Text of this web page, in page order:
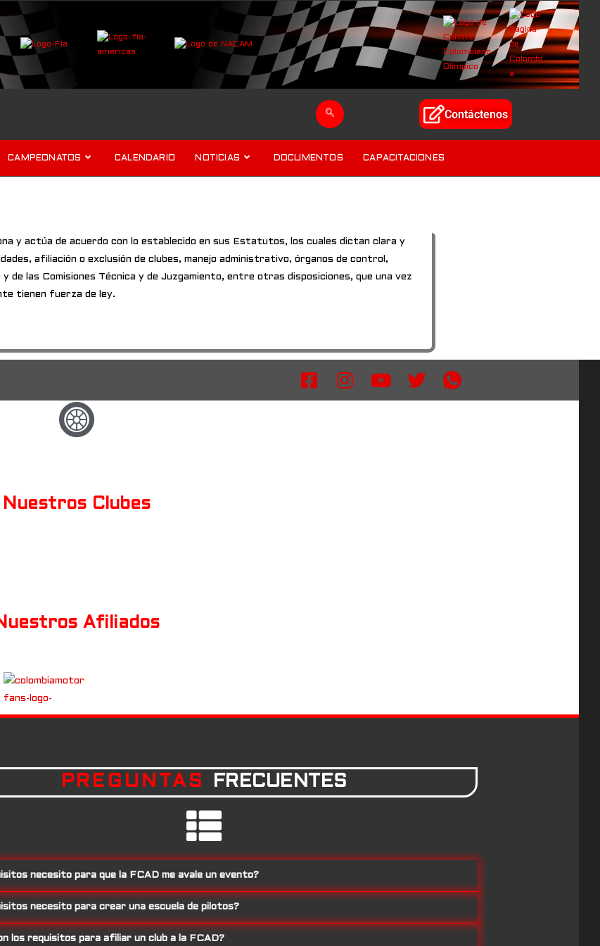
Contáctenos
CAMPEONATOS CALENDARIO NOTICIAS DOCUMENTOS CAPACITACIONES
y actúa de acuerdo con lo establecido en sus Estatutos, los cuales dictan clara y
afiliación o exclusión de clubes, manejo administrativo, órganos de control,
las Comisiones Técnica y de Juzgamiento, entre otras disposiciones, que una vez
tienen fuerza de ley.
Nuestros Clubes
Afiliados
PREGUNTAS FRECUENTES
necesito para que la FCAD me avale un evento?
necesito para crear una escuela de pilotos?
los requisitos para afiliar un club a la FCAD?